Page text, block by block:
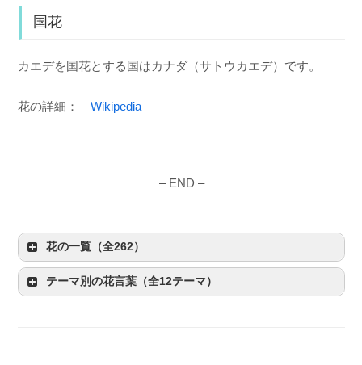
国花
カエデを国花とする国はカナダ（サトウカエデ）です。
花の詳細： Wikipedia
– END –
花の一覧（全262）
テーマ別の花言葉（全12テーマ）